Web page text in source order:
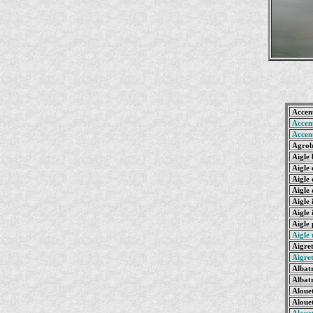
Aigle
Aigle
Aigle
Aigle
Aigle
Aigle
Aigle
Aigle